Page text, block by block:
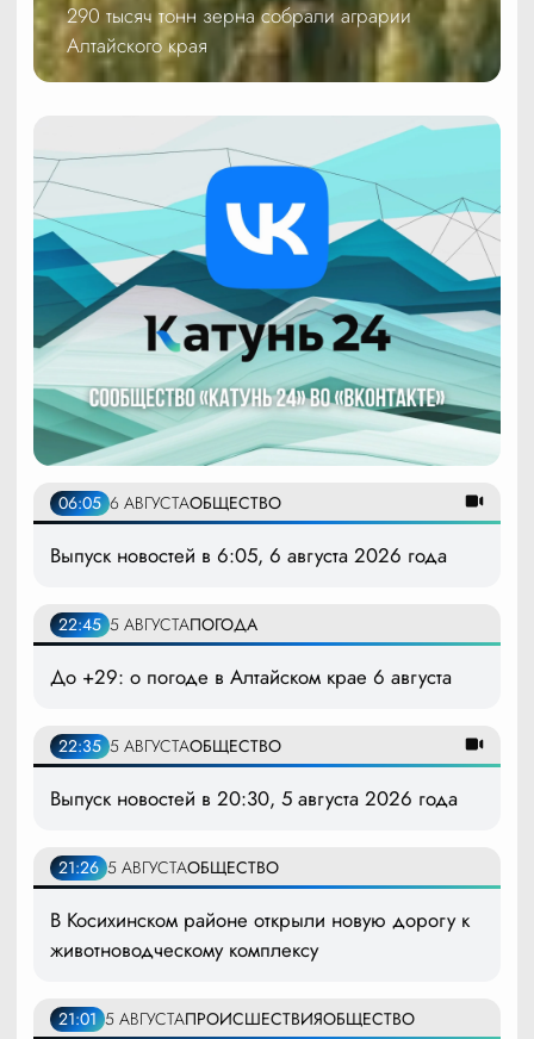
290 тысяч тонн зерна собрали аграрии
Алтайского края
06:05 6 АВГУСТАОБЩЕСТВО
Выпуск новостей в 6:05, 6 августа 2026 года
22:45 5 АВГУСТАПОГОДА
До +29: о погоде в Алтайском крае 6 августа
22:35 5 АВГУСТАОБЩЕСТВО
Выпуск новостей в 20:30, 5 августа 2026 года
21:26 5 АВГУСТАОБЩЕСТВО
В Косихинском районе открыли новую дорогу к
животноводческому комплексу
21:01 5 АВГУСТАПРОИСШЕСТВИЯОБЩЕСТВО